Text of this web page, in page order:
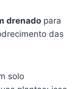
drenado para
das
solo